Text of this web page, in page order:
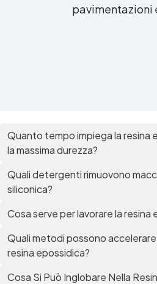
pavimentazioni
Quanto tempo impiega la resina
la massima durezza?
Quali detergenti rimuovono
siliconica?
Cosa serve per lavorare la resina
Quali metodi possono accelerare
resina epossidica?
Cosa Si Può Inglobare Nella